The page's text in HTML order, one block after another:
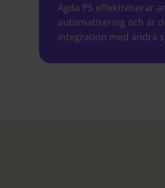
Agda PS effektiviserar
automatisering och är
integration med andra